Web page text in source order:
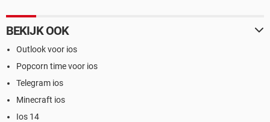
BEKIJK OOK
Outlook voor ios
Popcorn time voor ios
Telegram ios
Minecraft ios
Ios 14